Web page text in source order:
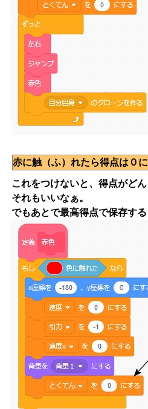
赤に触（ふ）れたら得点は０
これをつけないと、得点がど
それもいいなぁ。
でもあとで最高得点で保存する